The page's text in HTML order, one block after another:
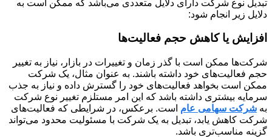
تبدیل نوع شرکت دارای دلایل متعددی می‌باشد که ممکن است به
دلایل زیر انجام شود:
افزایش یا کاهش حجم فعالیت‌ها
شرکت‌ها ممکن است با گذر زمان و تغییرات در بازار، نیاز به تغییر
حجم فعالیت‌های خود داشته باشند. به عنوان مثال، یک شرکت
ممکن است بخواهد فعالیت‌های خود را گسترش داده و نیاز به جذب
سرمایه بیشتری داشته باشد که این امر مستلزم تغییر نوع شرکت
به شرکت سهامی عام است. برعکس، در شرایطی که فعالیت‌های
شرکت کاهش یابد، تبدیل به یک شرکت با مسئولیت محدود می‌تواند
گزینه مناسب‌تری باشد.